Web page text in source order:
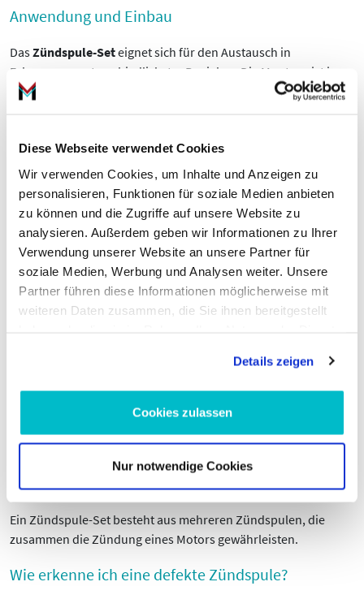
Diese Webseite verwendet Cookies
Wir verwenden Cookies, um Inhalte und Anzeigen zu
personalisieren, Funktionen für soziale Medien anbieten
zu können und die Zugriffe auf unsere Website zu
analysieren. Außerdem geben wir Informationen zu Ihrer
Verwendung unserer Website an unsere Partner für
soziale Medien, Werbung und Analysen weiter. Unsere
Partner führen diese Informationen möglicherweise mit
weiteren Daten zusammen, die Sie ihnen bereitgestellt
Details zeigen
Cookies zulassen
Nur notwendige Cookies
Anwendung und Einbau
DasZündspule-Seteignet sich für den Austausch in
Fahrzeugen unterschiedlichster Baujahre. Die Montage ist in
vielen Fällen mit einfachen Handgriffen möglich; empfehlen
sollten Sie Fehlercodes auslesen und Zündkerzen sowie
Steckverbindungen prüfen, damit die neue Zündspule-Set
optimal arbeitet.
Kompatibilität und Service
Prüfen Sie die Fahrzeugkompatibilität online oder in Ihrer
Werkstatt. Für Modelle aus verwandten Kategorien finden Sie
weitere Produkte unter Glüh-/ Zündanlagen. Unsere Beratung
hilft bei der Auswahl des richtigen NGK Zündspule-Setfür Ihr
bei Moto100 oder
kontaktieren Sie uns für Unterstützung bei Auswahl und
Häufige Fragen zu NGK Zündspule-Set
Was ist ein Zündspule-Set?
Ein Zündspule-Set besteht aus mehreren Zündspulen, die
zusammen die Zündung eines Motors gewährleisten.
Wie erkenne ich eine defekte Zündspule?